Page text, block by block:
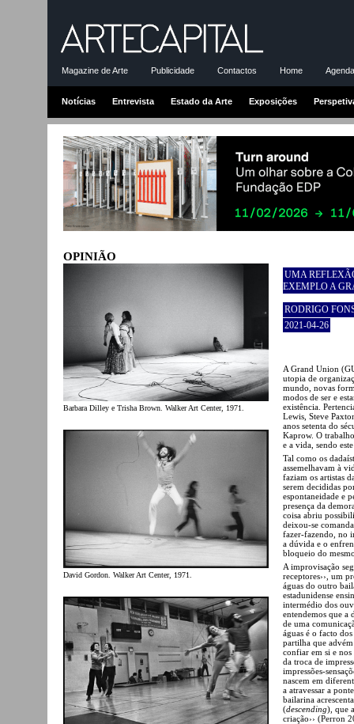
Magazine de Arte Publicidade Contactos Home
Notícias Entrevista Estado da Arte Exposições
OPINIÃO
Barbara Dilley e Trisha Brown. Walker Art Center, 1971.
David Gordon. Walker Art Center, 1971.
UMA
EXEMPLO A
RODRIGO
2021-04-26
A Grand Union
utopia de
mundo, novas
modos de ser e
existência.
Lewis, Steve
anos setenta do
Kaprow. O
e a vida, sendo
Tal como os
assemelhavam à
faziam os artistas
serem decididas
espontaneidade e
presença da
coisa abriu
deixou-se
fazer-fazendo, no
a dúvida e o
bloqueio do
A improvisação
receptores››, um
águas do outro
estadunidense
intermédio dos
entendemos que a
de uma
águas é o facto
partilha que
confiar em si e nos
da troca de
impressões-
nascem em
a atravessar a
bailarina
(descending), que
criação›› (Perron